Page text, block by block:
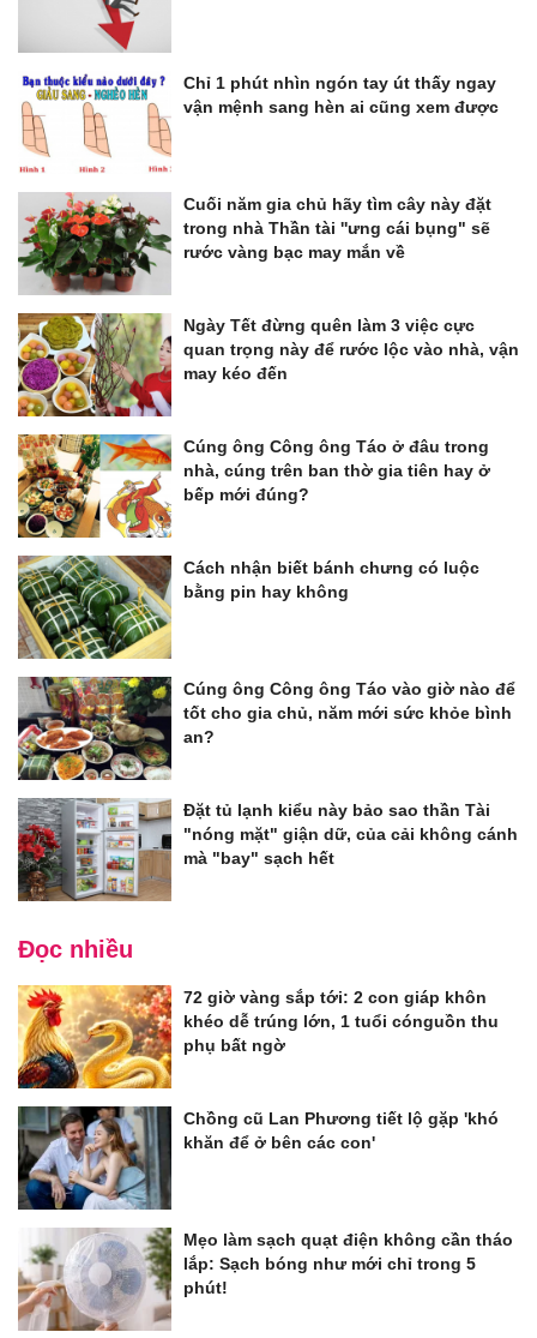
Chỉ 1 phút nhìn ngón tay út thấy ngay
vận mệnh sang hèn ai cũng xem được
Cuối năm gia chủ hãy tìm cây này đặt
trong nhà Thần tài ''ưng cái bụng" sẽ
rước vàng bạc may mắn về
Ngày Tết đừng quên làm 3 việc cực
quan trọng này để rước lộc vào nhà, vận
may kéo đến
Cúng ông Công ông Táo ở đâu trong
nhà, cúng trên ban thờ gia tiên hay ở
bếp mới đúng?
Cách nhận biết bánh chưng có luộc
bằng pin hay không
Cúng ông Công ông Táo vào giờ nào để
tốt cho gia chủ, năm mới sức khỏe bình
an?
Đặt tủ lạnh kiểu này bảo sao thần Tài
"nóng mặt" giận dữ, của cải không cánh
mà "bay" sạch hết
Đọc nhiều
72 giờ vàng sắp tới: 2 con giáp khôn
khéo dễ trúng lớn, 1 tuổi cónguồn thu
phụ bất ngờ
Chồng cũ Lan Phương tiết lộ gặp 'khó
khăn để ở bên các con'
Mẹo làm sạch quạt điện không cần tháo
lắp: Sạch bóng như mới chỉ trong 5
phút!